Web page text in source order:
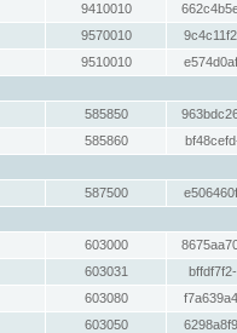
9410010
9570010
9510010
585850
585860
587500
603000
603031
603080
603050